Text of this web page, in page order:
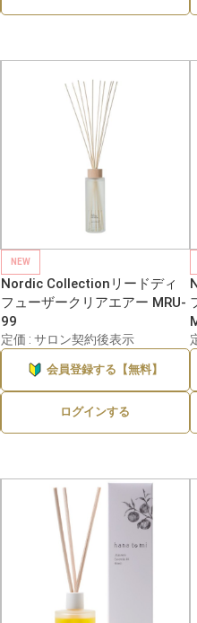
NEW
Nordic Collectionリードディ
フューザークリアエアー MRU-
99
定価 : サロン契約後表示
会員登録する【無料】
ログインする